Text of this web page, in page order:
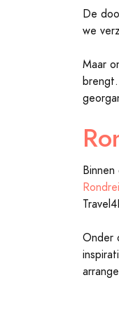
De
we
Maar
Binnen
Onder